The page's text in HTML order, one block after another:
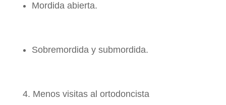
Mordida abierta.
Sobremordida y submordida.
Menos visitas al ortodoncista